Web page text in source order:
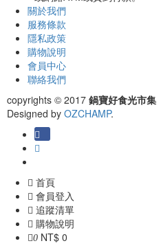
關於我們
服務條款
隱私政策
購物說明
會員中心
聯絡我們
copyrights © 2017 鍋寶好食光市集
Designed by OZCHAMP.
首頁
會員登入
追蹤清單
購物說明
0 NT$ 0